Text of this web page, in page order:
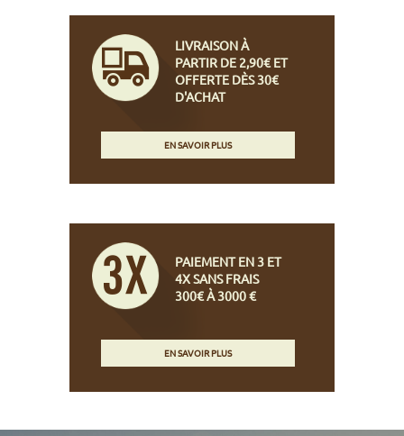
LIVRAISON À
PARTIR DE 2,90€ ET
OFFERTE DÈS 30€
D'ACHAT
EN SAVOIR PLUS
PAIEMENT EN 3 ET
4X SANS FRAIS
300€ À 3000 €
EN SAVOIR PLUS